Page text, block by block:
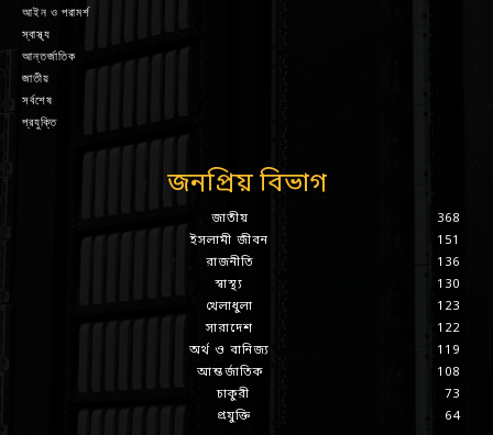
আইন ও পরামর্শ
স্বাস্থ্য
আন্তর্জাতিক
জাতীয়
সর্বশেষ
প্রযুক্তি
জনপ্রিয় বিভাগ
জাতীয়
368
ইসলামী জীবন
151
রাজনীতি
136
স্বাস্থ্য
130
খেলাধুলা
123
সারাদেশ
122
অর্থ ও বানিজ্য
119
আন্তর্জাতিক
108
চাকুরী
73
প্রযুক্তি
64